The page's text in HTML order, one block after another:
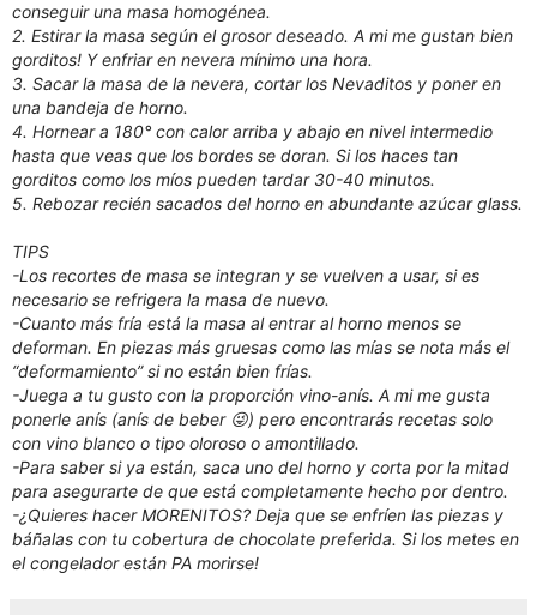
conseguir una masa homogénea.
2. Estirar la masa según el grosor deseado. A mi me gustan bien
gorditos! Y enfriar en nevera mínimo una hora.
3. Sacar la masa de la nevera, cortar los Nevaditos y poner en
una bandeja de horno.
4. Hornear a 180° con calor arriba y abajo en nivel intermedio
hasta que veas que los bordes se doran. Si los haces tan
gorditos como los míos pueden tardar 30-40 minutos.
5. Rebozar recién sacados del horno en abundante azúcar glass.
TIPS
-Los recortes de masa se integran y se vuelven a usar, si es
necesario se refrigera la masa de nuevo.
-Cuanto más fría está la masa al entrar al horno menos se
deforman. En piezas más gruesas como las mías se nota más el
“deformamiento” si no están bien frías.
-Juega a tu gusto con la proporción vino-anís. A mi me gusta
ponerle anís (anís de beber 😜) pero encontrarás recetas solo
con vino blanco o tipo oloroso o amontillado.
-Para saber si ya están, saca uno del horno y corta por la mitad
para asegurarte de que está completamente hecho por dentro.
-¿Quieres hacer MORENITOS? Deja que se enfríen las piezas y
báñalas con tu cobertura de chocolate preferida. Si los metes en
el congelador están PA morirse!